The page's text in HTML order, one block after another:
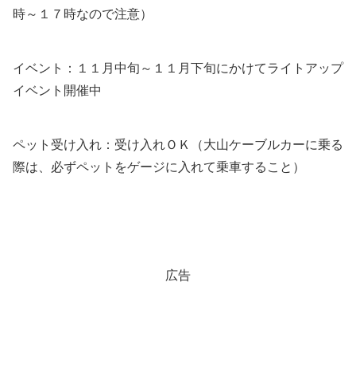
時～１７時なので注意）
イベント：１１月中旬～１１月下旬にかけてライトアップ
イベント開催中
ペット受け入れ：受け入れＯＫ（大山ケーブルカーに乗る
際は、必ずペットをゲージに入れて乗車すること）
広告